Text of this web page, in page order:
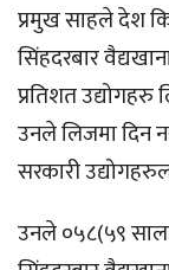
प्रमुख साहले देश
सिंहदरबार
प्रतिशत
उनले लिजमा दिन
सरकारी
उनले ०५८(५९